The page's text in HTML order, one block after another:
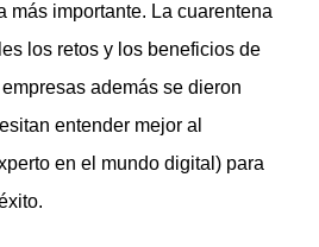
más importante. La cuarentena
los retos y los beneficios de
además se dieron
entender mejor al
en el mundo digital) para